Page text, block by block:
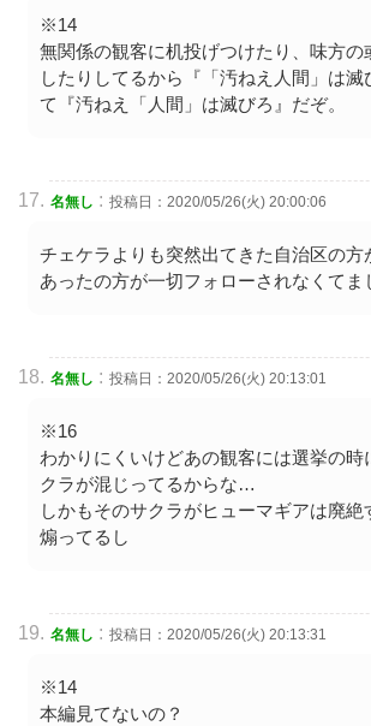
※14
無関係の観客に机投げつけたり、味方の
したりしてるから『「汚ねえ人間」は滅
て『汚ねえ「人間」は滅びろ』だぞ。
名無し : 投稿日：2020/05/26(火) 20:00:06
チェケラよりも突然出てきた自治区の方
あったの方が一切フォローされなくてま
名無し : 投稿日：2020/05/26(火) 20:13:01
※16
わかりにくいけどあの観客には選挙の時
クラが混じってるからな…
しかもそのサクラがヒューマギアは廃絶
煽ってるし
名無し : 投稿日：2020/05/26(火) 20:13:31
※14
本編見てないの？